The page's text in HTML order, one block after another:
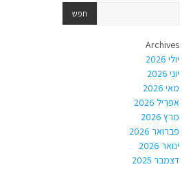
Archives
יולי 2026
יוני 2026
מאי 2026
אפריל 2026
מרץ 2026
פברואר 2026
ינואר 2026
דצמבר 2025